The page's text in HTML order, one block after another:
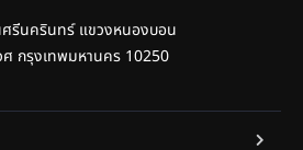
รีนครินทร์ แขวงหนองบอน
ศ กรุงเทพมหานคร 10250